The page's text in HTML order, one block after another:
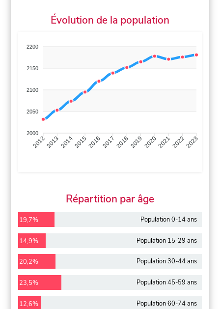
Évolution de la population
2200
2150
2100
2050
2000
201220132014201520162017 20182019 2020202120222023
Répartition par âge
19,7% Population 0-14 ans
14,9% Population 15-29 ans
20,2% Population 30-44 ans
23,5% Population 45-59 ans
12,6% Population 60-74 ans